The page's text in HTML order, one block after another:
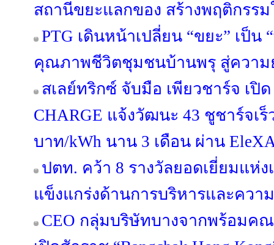
สถานีขยะแลกของ สร้างพฤติกรร
PTG เดินหน้าเปลี่ยน “ขยะ” เป็น
คุณภาพชีวิตชุมชนบ้านพรุ สู่ความ
สเลย์ทริกซ์ จับมือ เพียวชาร์จ เปิ
CHARGE แจ้งวัฒนะ 43 ชูชาร์จเร็
บาท/kWh นาน 3 เดือน ผ่าน
ปตท. คว้า 8 รางวัลยอดเยี่ยมแห่
แข็งแกร่งด้านการบริหารและควา
CEO กลุ่มบริษัทบางจากพร้อมค